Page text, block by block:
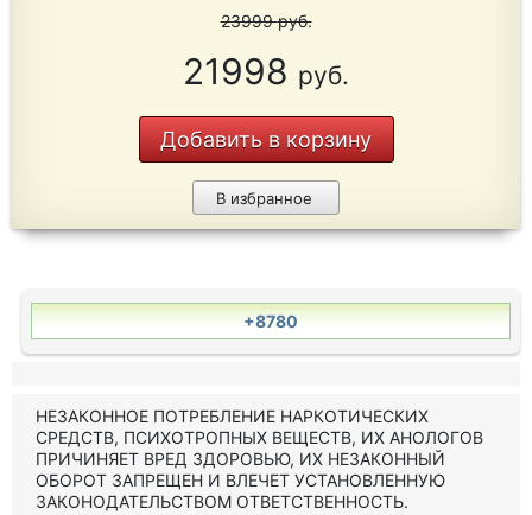
23999руб.
21998 руб.
Добавить в корзину
В избранное
+8780
НЕЗАКОННОЕ ПОТРЕБЛЕНИЕ НАРКОТИЧЕСКИХ
СРЕДСТВ, ПСИХОТРОПНЫХ ВЕЩЕСТВ, ИХ АНОЛОГОВ
ПРИЧИНЯЕТ ВРЕД ЗДОРОВЬЮ, ИХ НЕЗАКОННЫЙ
ОБОРОТ ЗАПРЕЩЕН И ВЛЕЧЕТ УСТАНОВЛЕННУЮ
ЗАКОНОДАТЕЛЬСТВОМ ОТВЕТСТВЕННОСТЬ.